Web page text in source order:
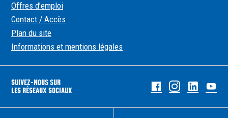
Offres d’emploi
Contact / Accès
Plan du site
Informations et mentions légales
SUIVEZ-NOUS SUR
LES RÉSEAUX SOCIAUX
FacebookInstagram